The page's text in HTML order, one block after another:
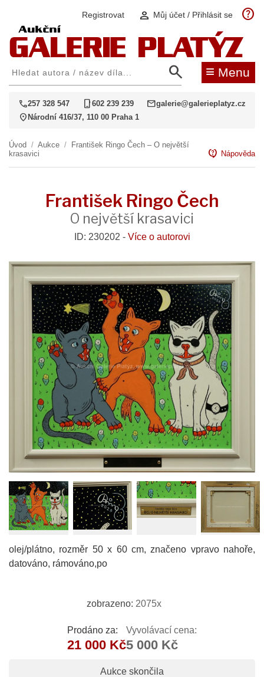
Registrovat person Můj účet / Přihlásit se help
search ≡ Menu
call257 328 547 phone_iphone602 239 239 mailgalerie@galerieplatyz.cz
location_on Národní 416/37, 110 00 Praha 1
Úvod / Aukce /
František Ringo Čech – O největší
krasavici
contact_support Nápověda
František Ringo Čech
O největší krasavici
ID: 230202 - Více o autorovi
olej/plátno, rozměr 50 x 60 cm, značeno vpravo nahoře,
datováno, rámováno,po
zobrazeno: 2075x
Prodáno za:
21 000 Kč
Vyvolávací cena:
5 000 Kč
Aukce skončila